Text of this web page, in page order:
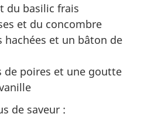
du basilic frais
et du concombre
hachées et un bâton de
de poires et une goutte
de saveur :